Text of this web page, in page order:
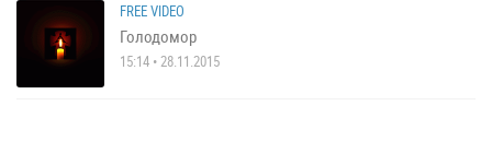
FREE VIDEO
Голодомор
15:14 • 28.11.2015